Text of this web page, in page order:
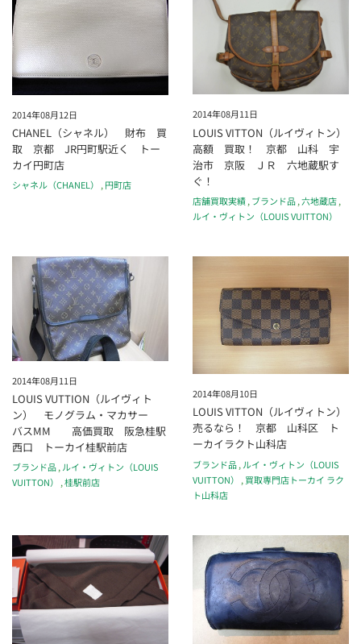
2014年08月12日
CHANEL（シャネル） 財布 買
取 京都 JR円町駅近く トー
カイ円町店
シャネル（CHANEL） ,円町店
2014年08月11日
LOUIS VITTON（ルイヴィトン）
高額 買取！ 京都 山科 宇
治市 京阪 ＪＲ 六地蔵駅す
ぐ！
店舗買取実績,ブランド品,六地蔵店,
ルイ・ヴィトン（LOUIS VUITTON）
2014年08月11日
LOUIS VUTTION（ルイヴィト
ン） モノグラム・マカサー
バスMM 高価買取 阪急桂駅
西口 トーカイ桂駅前店
ブランド品,ルイ・ヴィトン（LOUIS
VUITTON）
,桂駅前店
2014年08月10日
LOUIS VITTON（ルイヴィトン）
売るなら！ 京都 山科区 ト
ーカイラクト山科店
ブランド品, ルイ・ヴィトン（LOUIS
VUITTON）
, 買取専門店トーカイ ラク
ト山科店